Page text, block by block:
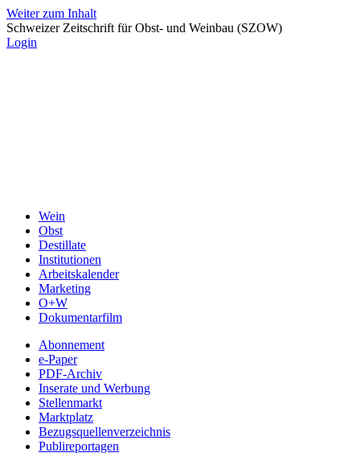
Weiter zum Inhalt
Schweizer Zeitschrift für Obst- und Weinbau (SZOW)
Login
Wein
Obst
Destillate
Institutionen
Arbeitskalender
Marketing
O+W
Dokumentarfilm
Abonnement
e-Paper
PDF-Archiv
Inserate und Werbung
Stellenmarkt
Marktplatz
Bezugsquellenverzeichnis
Publireportagen